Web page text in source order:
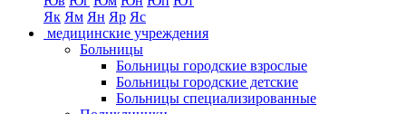
Як Ям Ян Яр Яс
медицинские учреждения
Больницы
Больницы городские взрослые
Больницы городские детские
Больницы специализированные